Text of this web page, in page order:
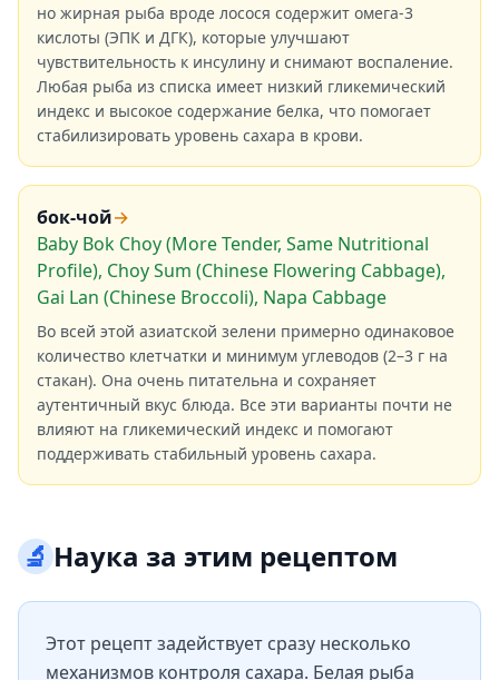
но жирная рыба вроде лосося содержит омега-3
кислоты (ЭПК и ДГК), которые улучшают
чувствительность к инсулину и снимают воспаление.
Любая рыба из списка имеет низкий гликемический
индекс и высокое содержание белка, что помогает
стабилизировать уровень сахара в крови.
бок-чой→
Baby Bok Choy (More Tender, Same Nutritional
Profile), Choy Sum (Chinese Flowering Cabbage),
Gai Lan (Chinese Broccoli), Napa Cabbage
Во всей этой азиатской зелени примерно одинаковое
количество клетчатки и минимум углеводов (2–3 г на
стакан). Она очень питательна и сохраняет
аутентичный вкус блюда. Все эти варианты почти не
влияют на гликемический индекс и помогают
поддерживать стабильный уровень сахара.
🔬Наука за этим рецептом
Этот рецепт задействует сразу несколько
механизмов контроля сахара. Белая рыба